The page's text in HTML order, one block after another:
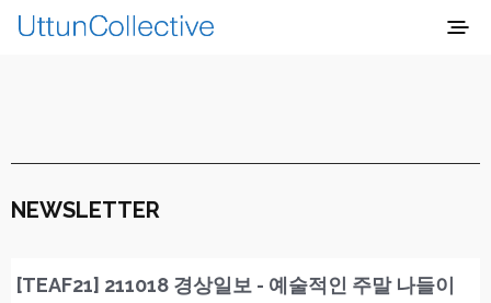
NEWSLETTER
[TEAF21] 211018 경상일보 - 예술적인 주말 나들이